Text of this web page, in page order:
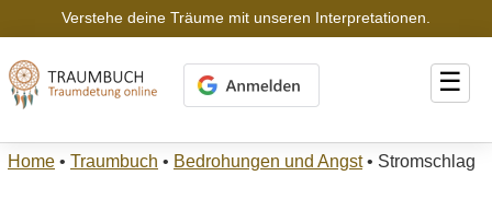
Verstehe deine Träume mit unseren Interpretationen.
☰
Home • Traumbuch • Bedrohungen und Angst • Stromschlag